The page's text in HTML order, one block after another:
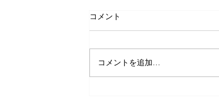
コメント
コメントを追加…